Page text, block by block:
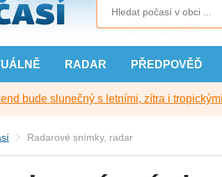
RADAR PŘEDPOVĚĎ
bude slunečný s letními, zítra i
Radarové snímky, radar